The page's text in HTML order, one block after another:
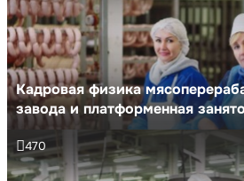
Кадровая физика
завода и платформенная
470